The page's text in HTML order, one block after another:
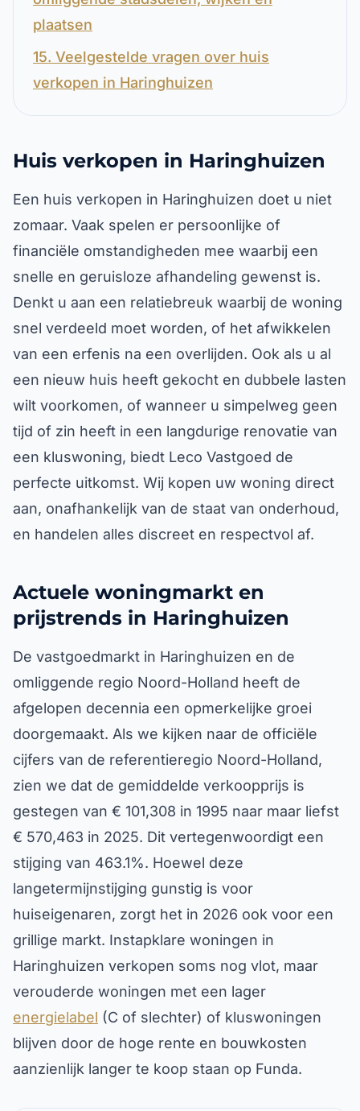
plaatsen
15. Veelgestelde vragen over huis
verkopen in Haringhuizen
Huis verkopen in Haringhuizen
Een huis verkopen in Haringhuizen doet u niet
zomaar. Vaak spelen er persoonlijke of
financiële omstandigheden mee waarbij een
snelle en geruisloze afhandeling gewenst is.
Denkt u aan een relatiebreuk waarbij de woning
snel verdeeld moet worden, of het afwikkelen
van een erfenis na een overlijden. Ook als u al
een nieuw huis heeft gekocht en dubbele lasten
wilt voorkomen, of wanneer u simpelweg geen
tijd of zin heeft in een langdurige renovatie van
een kluswoning, biedt Leco Vastgoed de
perfecte uitkomst. Wij kopen uw woning direct
aan, onafhankelijk van de staat van onderhoud,
en handelen alles discreet en respectvol af.
Actuele woningmarkt en
prijstrends in Haringhuizen
De vastgoedmarkt in Haringhuizen en de
omliggende regio Noord-Holland heeft de
afgelopen decennia een opmerkelijke groei
doorgemaakt. Als we kijken naar de officiële
cijfers van de referentieregio Noord-Holland,
zien we dat de gemiddelde verkoopprijs is
gestegen van € 101,308 in 1995 naar maar liefst
€ 570,463 in 2025. Dit vertegenwoordigt een
stijging van 463.1%. Hoewel deze
langetermijnstijging gunstig is voor
huiseigenaren, zorgt het in 2026 ook voor een
grillige markt. Instapklare woningen in
Haringhuizen verkopen soms nog vlot, maar
verouderde woningen met een lager
energielabel (C of slechter) of kluswoningen
blijven door de hoge rente en bouwkosten
aanzienlijk langer te koop staan op Funda.